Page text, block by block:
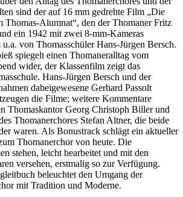
sind der auf 16 mm gedrehte Film „Die
Thomas-Alumnat“, den der Thomaner Fritz
ein 1942 mit zwei 8-mm-Kameras
von Thomasschüler Hans-Jürgen Bersch.
spiegelt einen Thomaneralltag vom
wider, der Klassenfilm zeigt das
Hans-Jürgen Bersch und der
dabeigewesene Gerhard Passolt
die Filme; weitere Kommentare
Thomaskantor Georg Christoph Biller und
Thomanerchores Stefan Altner, die beide
waren. Als Bonustrack schlägt ein aktueller
Thomanerchor von heute. Die
stehen, leicht bearbeitet und mit den
versehen, erstmalig so zur Verfügung.
beleuchtet den Umgang der
mit Tradition und Moderne.